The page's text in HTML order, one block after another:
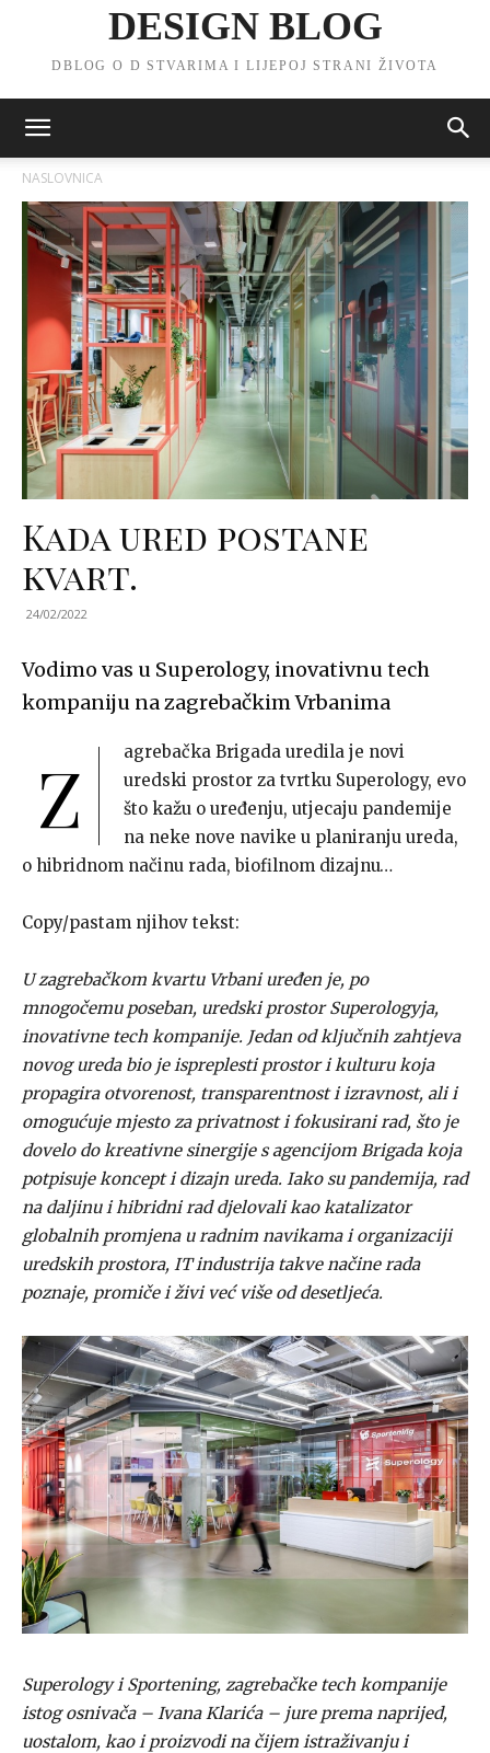
DESIGN BLOG
DBLOG O D STVARIMA I LIJEPOJ STRANI ŽIVOTA
NASLOVNICA
Kada ured postane
kvart.
24/02/2022
Vodimo vas u Superology, inovativnu tech
kompaniju na zagrebačkim Vrbanima
Z
agrebačka Brigada uredila je novi
uredski prostor za tvrtku Superology, evo
što kažu o uređenju, utjecaju pandemije
na neke nove navike u planiranju ureda,
o hibridnom načinu rada, biofilnom dizajnu…
Copy/pastam njihov tekst:
U zagrebačkom kvartu Vrbani uređen je, po
mnogočemu poseban, uredski prostor Superologyja,
inovativne tech kompanije. Jedan od ključnih zahtjeva
novog ureda bio je ispreplesti prostor i kulturu koja
propagira otvorenost, transparentnost i izravnost, ali i
omogućuje mjesto za privatnost i fokusirani rad, što je
dovelo do kreativne sinergije s agencijom Brigada koja
potpisuje koncept i dizajn ureda. Iako su pandemija, rad
na daljinu i hibridni rad djelovali kao katalizator
globalnih promjena u radnim navikama i organizaciji
uredskih prostora, IT industrija takve načine rada
poznaje, promiče i živi već više od desetljeća.
Superology i Sportening, zagrebačke tech kompanije
istog osnivača – Ivana Klarića – jure prema naprijed,
uostalom, kao i proizvodi na čijem istraživanju i